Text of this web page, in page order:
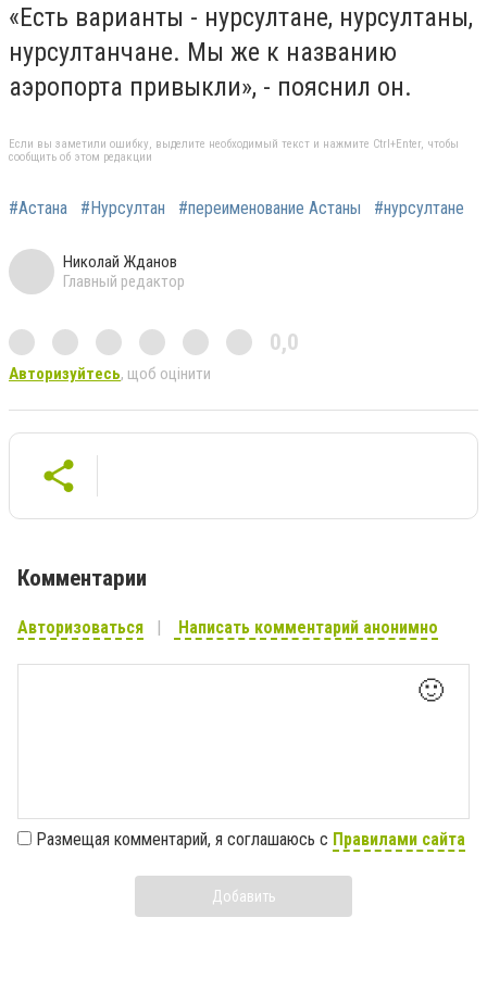
«Есть варианты - нурсултане, нурсултаны,
нурсултанчане. Мы же к названию
аэропорта привыкли», - пояснил он.
Если вы заметили ошибку, выделите необходимый текст и нажмите Ctrl+Enter, чтобы
сообщить об этом редакции
#Астана #Нурсултан #переименование Астаны #нурсултане
Николай Жданов
Главный редактор
0,0
Авторизуйтесь, щоб оцінити
Комментарии
Авторизоваться Написать комментарий анонимно
🙂
Размещая комментарий, я соглашаюсь с Правилами сайта
Добавить